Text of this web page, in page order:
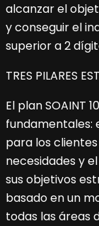
alcanzar el
y conseguir el
superior a 2
TRES PILARES
El plan SOAINT
fundamentales:
para los
necesidades y
sus objetivos
basado en un
todas las áreas